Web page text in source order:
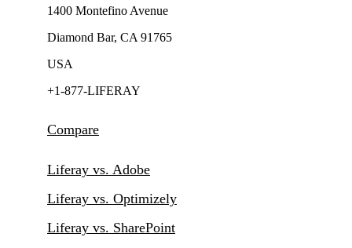
1400 Montefino Avenue
Diamond Bar, CA 91765
USA
+1-877-LIFERAY
Compare
Liferay vs. Adobe
Liferay vs. Optimizely
Liferay vs. SharePoint